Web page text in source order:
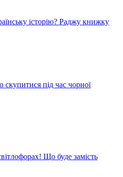
історію? Раджу книжку
під час чорної
Що буде замість